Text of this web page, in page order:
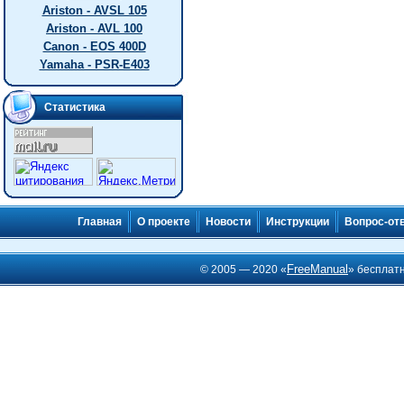
Ariston - AVSL 105
Ariston - AVL 100
Canon - EOS 400D
Yamaha - PSR-E403
Статистика
Главная О проекте Новости Инструкции Вопрос-
© 2005 — 2020 « FreeManual»